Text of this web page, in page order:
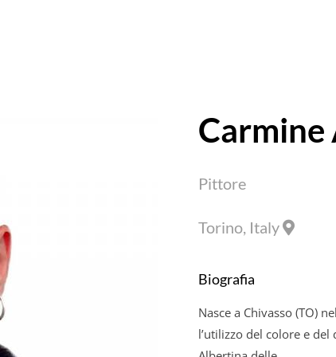
Carmine
Pittore
Torino, Italy
Biografia
Nasce a Chivasso (TO)
l’utilizzo del colore e del